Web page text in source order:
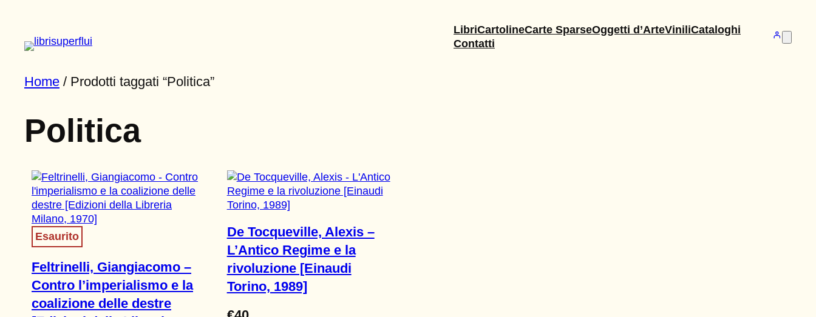
contenuto
LibriCartolineCarte SparseOggetti d’ArteViniliCataloghi
Contatti
Home / Prodotti taggati “Politica”
Politica
Esaurito
Feltrinelli, Giangiacomo –
Contro l’imperialismo e la
coalizione delle destre
De Tocqueville, Alexis –
L’Antico Regime e la
rivoluzione [Einaudi
Torino, 1989]